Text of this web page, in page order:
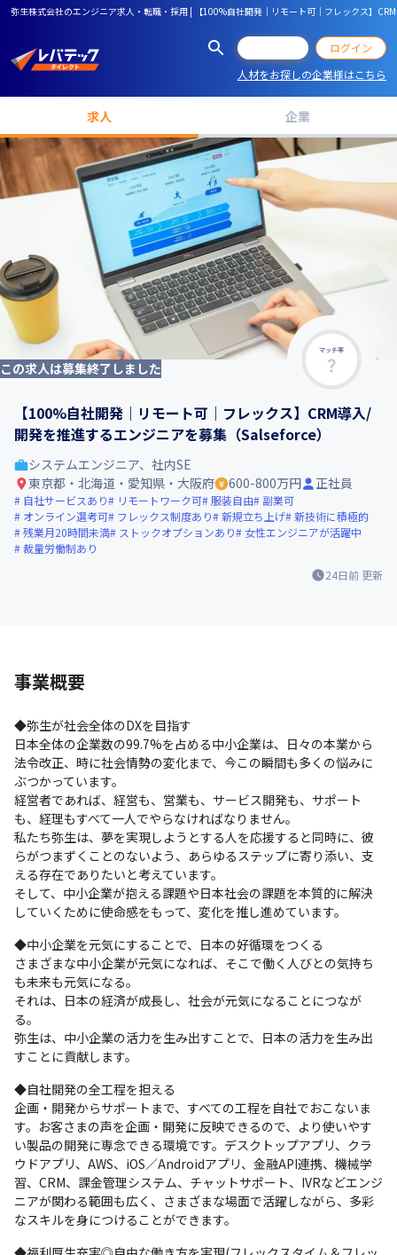
弥生株式会社のエンジニア求人・転職・採用 | 【100%自社開発｜リモート可｜フレックス】
ログイン
人材をお探しの企業様はこちら
求人 企業
マッチ率
この求人は募集終了しました
【100%自社開発｜リモート可｜フレックス】CRM導入/
開発を推進するエンジニアを募集（Salseforce）
24日前 更新
システムエンジニア、社内SE
東京都・北海道・愛知県・大阪府
600-800万円 正社員
自社サービスあり リモートワーク可 服装自由
副業可
オンライン選考可
フレックス制度あり 新規立ち上げ 新技術に積極的
残業月20時間未満
ストックオプションあり
女性エンジニアが活躍中
裁量労働制あり
事業概要
◆弥生が社会全体のDXを目指す
日本全体の企業数の99.7%を占める中小企業は、日々の本業から
法令改正、時に社会情勢の変化まで、今この瞬間も多くの悩みに
ぶつかっています。
経営者であれば、経営も、営業も、サービス開発も、サポート
も、経理もすべて一人でやらなければなりません。
私たち弥生は、夢を実現しようとする人を応援すると同時に、彼
らがつまずくことのないよう、あらゆるステップに寄り添い、支
える存在でありたいと考えています。
そして、中小企業が抱える課題や日本社会の課題を本質的に解決
していくために使命感をもって、変化を推し進めています。
◆中小企業を元気にすることで、日本の好循環をつくる
さまざまな中小企業が元気になれば、そこで働く人びとの気持ち
も未来も元気になる。
それは、日本の経済が成長し、社会が元気になることにつなが
る。
弥生は、中小企業の活力を生み出すことで、日本の活力を生み出
すことに貢献します。
◆自社開発の全工程を担える
企画・開発からサポートまで、すべての工程を自社でおこないま
す。お客さまの声を企画・開発に反映できるので、より使いやす
い製品の開発に専念できる環境です。デスクトップアプリ、クラ
ウドアプリ、AWS、iOS／Androidアプリ、金融API連携、機械学
習、CRM、課金管理システム、チャットサポート、IVRなどエンジ
ニアが関わる範囲も広く、さまざまな場面で活躍しながら、多彩
なスキルを身につけることができます。